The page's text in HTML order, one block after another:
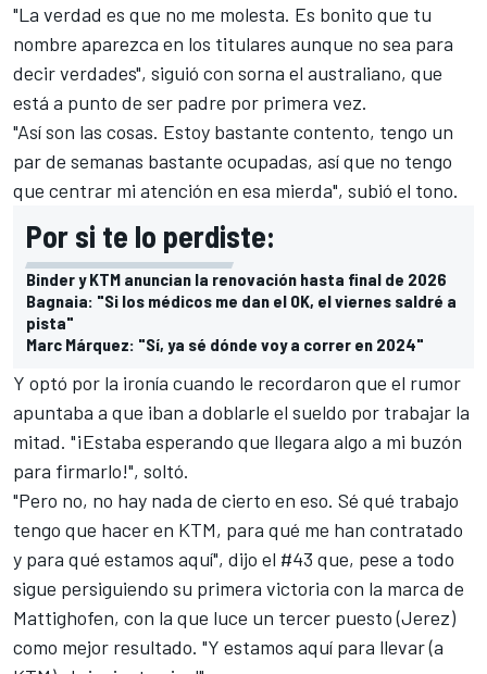
"La verdad es que no me molesta. Es bonito que tu
nombre aparezca en los titulares aunque no sea para
decir verdades", siguió con sorna el australiano, que
está a punto de ser padre por primera vez.
"Así son las cosas. Estoy bastante contento, tengo un
par de semanas bastante ocupadas, así que no tengo
que centrar mi atención en esa mierda", subió el tono.
Por si te lo perdiste:
Binder y KTM anuncian la renovación hasta final de 2026
Bagnaia: "Si los médicos me dan el OK, el viernes saldré a
pista"
Marc Márquez: "Sí, ya sé dónde voy a correr en 2024"
Y optó por la ironía cuando le recordaron que el rumor
apuntaba a que iban a doblarle el sueldo por trabajar la
mitad. "¡Estaba esperando que llegara algo a mi buzón
para firmarlo!", soltó.
"Pero no, no hay nada de cierto en eso. Sé qué trabajo
tengo que hacer en KTM, para qué me han contratado
y para qué estamos aquí", dijo el #43 que, pese a todo
sigue persiguiendo su primera victoria con la marca de
Mattighofen, con la que luce un tercer puesto (Jerez)
como mejor resultado. "Y estamos aquí para llevar (a